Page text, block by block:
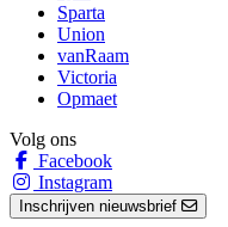
Sparta
Union
vanRaam
Victoria
Opmaet
Volg ons
Facebook
Instagram
Inschrijven nieuwsbrief